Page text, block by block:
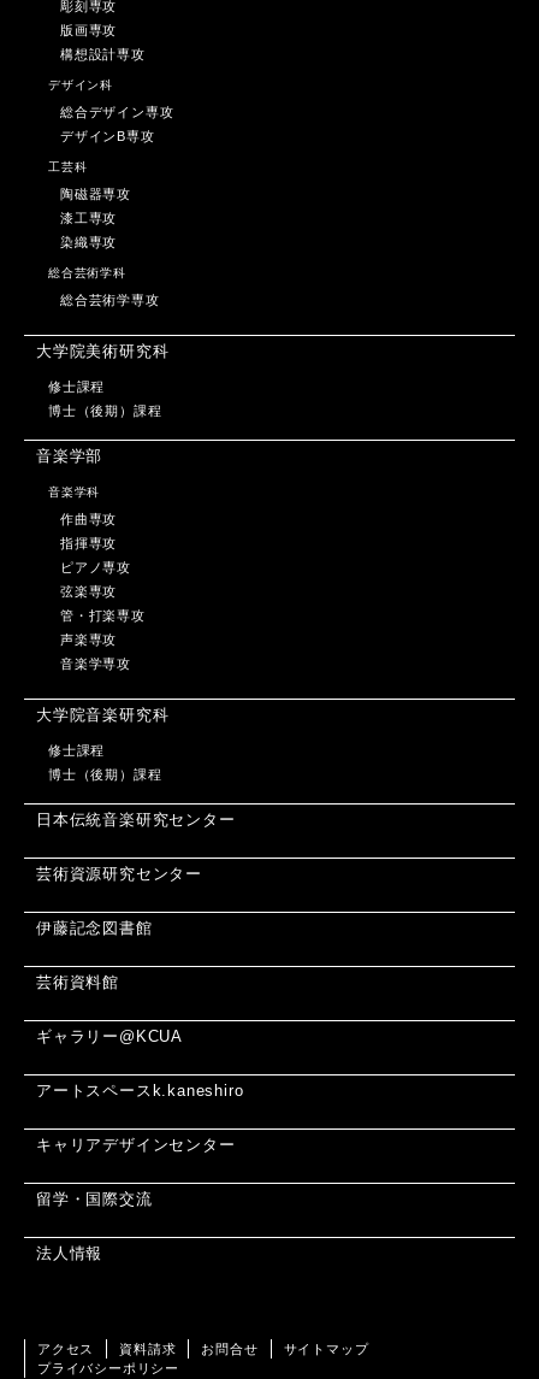
彫刻専攻
版画専攻
構想設計専攻
デザイン科
総合デザイン専攻
デザインB専攻
工芸科
陶磁器専攻
漆工専攻
染織専攻
総合芸術学科
総合芸術学専攻
大学院美術研究科
修士課程
博士（後期）課程
音楽学部
音楽学科
作曲専攻
指揮専攻
ピアノ専攻
弦楽専攻
管・打楽専攻
声楽専攻
音楽学専攻
大学院音楽研究科
修士課程
博士（後期）課程
日本伝統音楽研究センター
芸術資源研究センター
伊藤記念図書館
芸術資料館
ギャラリー@KCUA
アートスペースk.kaneshiro
キャリアデザインセンター
留学・国際交流
法人情報
アクセス 資料請求 お問合せ
サイトマップ
プライバシーポリシー